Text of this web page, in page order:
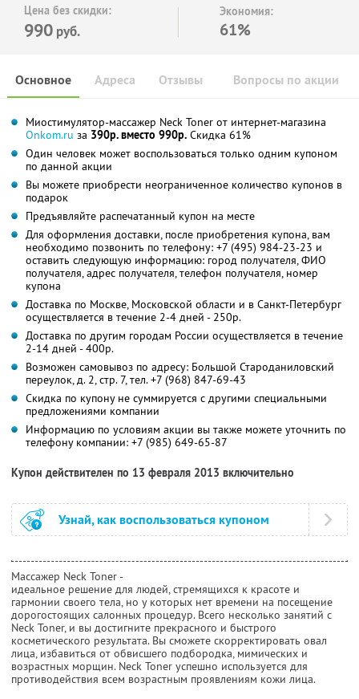
Цена без скидки:
990 руб.
Экономия:
61%
Основное Отзывы Вопросы по акции
Адреса
Миостимулятор-массажер Neck Toner от интернет-магазина
Onkom.ru за 390р. вместо 990р. Скидка 61%
Один человек может воспользоваться только одним купоном
по данной акции
Вы можете приобрести неограниченное количество купонов в
подарок
Предъявляйте распечатанный купон на месте
Для оформления доставки, после приобретения купона, вам
необходимо позвонить по телефону: +7 (495) 984-23-23 и
оставить следующую информацию: город получателя, ФИО
получателя, адрес получателя, телефон получателя, номер
купона
Доставка по Москве, Московской области и в Санкт-Петербург
осуществляется в течение 2-4 дней - 250р.
Доставка по другим городам России осуществляется в течение
2-14 дней - 400р.
Возможен самовывоз по адресу: Большой Староданиловский
переулок, д. 2, стр. 7, тел. +7 (968) 847-69-43
Скидка по купону не суммируется с другими специальными
предложениями компании
Информацию по условиям акции вы также можете уточнить по
телефону компании: +7 (985) 649-65-87
Купон действителен по 13 февраля 2013 включительно
Узнай, как воспользоваться купоном
Массажер Neck Toner -
идеальное решение для людей, стремящихся к красоте и
гармонии своего тела, но у которых нет времени на посещение
дорогостоящих салонных процедур. Всего несколько занятий с
Neck Toner, и вы достигните прекрасного и быстрого
косметического результата. Вы сможете скорректировать овал
лица, избавиться от обвисшего подбородка, мимических и
возрастных морщин. Neck Toner успешно используется для
противодействия всем возрастным проявлениям кожи лица.